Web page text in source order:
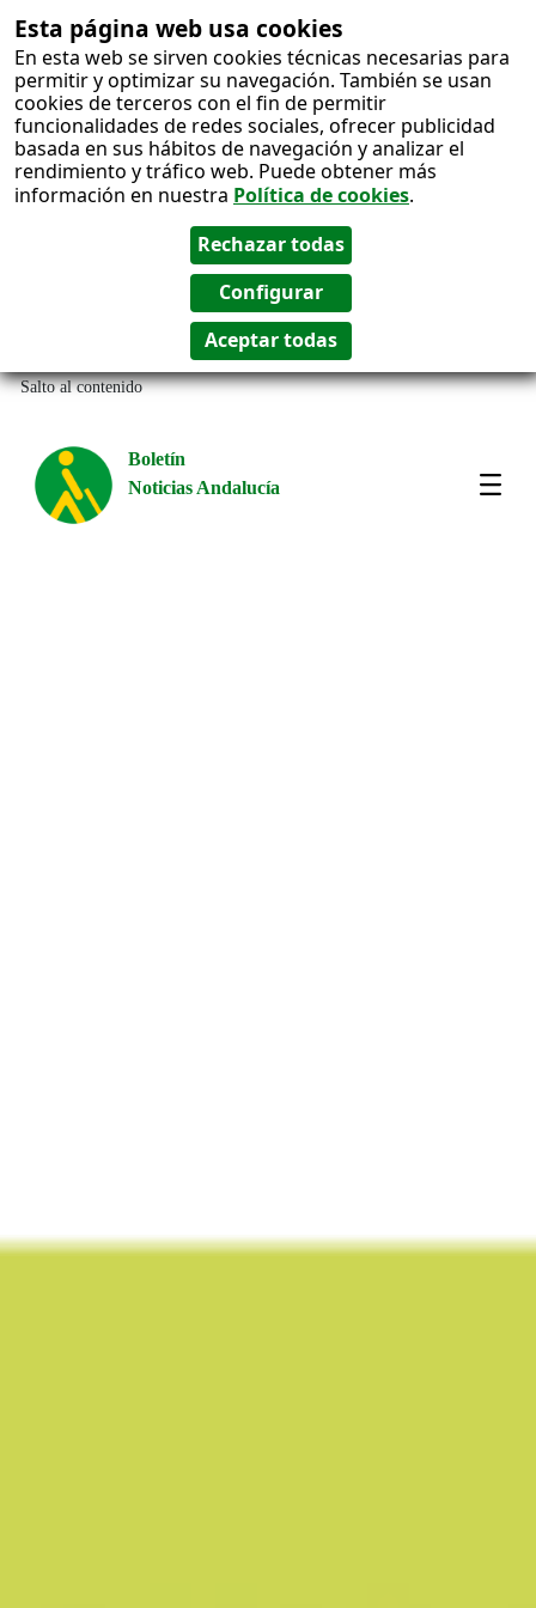
Esta página web usa cookies
En esta web se sirven cookies técnicas necesarias para
permitir y optimizar su navegación. También se usan
cookies de terceros con el fin de permitir
funcionalidades de redes sociales, ofrecer publicidad
basada en sus hábitos de navegación y analizar el
rendimiento y tráfico web. Puede obtener más
información en nuestra Política de cookies.
Salto al contenido
Boletín
Noticias Andalucía